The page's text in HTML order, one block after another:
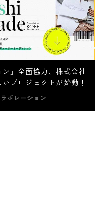
ン」全面協力、株式会社
プロジェクトが始動！
ボレーション